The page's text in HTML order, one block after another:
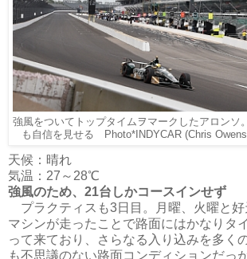
強風をついてトップタイムヲマークしたアロンソ
も自信を見せる Photo*INDYCAR (Chris
天候：晴れ
気温：27～28℃
強風のため、21台しかコースインせず
プラクティスも3日目。月曜、火曜と
マシンが走ったことで路面にはかなりタ
って来ており、さらなる入り込みを多く
も不思議のない路面コンディションだっ